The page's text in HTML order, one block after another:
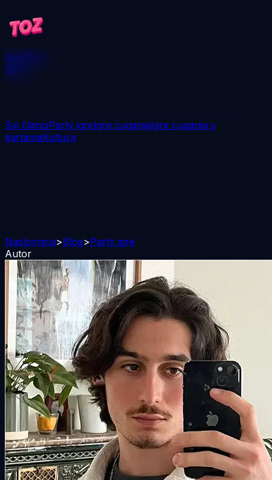
IgreBlog
Skini
Svi članciParty igreIgre cuganjaIgre cuganja s
kartamaKultura
Naslovnica>Blog>Party igre
Autor